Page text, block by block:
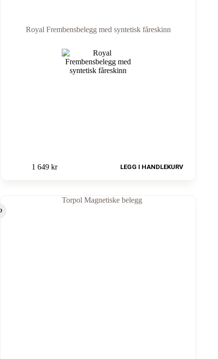
Royal Frembensbelegg med syntetisk fåreskinn
1 649 kr LEGG I HANDLEKURV